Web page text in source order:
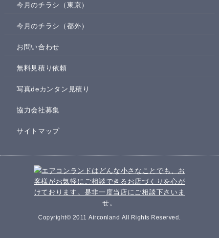
今月のチラシ（東京）
今月のチラシ（都外）
お問い合わせ
無料見積り依頼
写真deカンタン見積り
協力会社募集
サイトマップ
Copyright© 2011 Airconland All Rights Reserved.